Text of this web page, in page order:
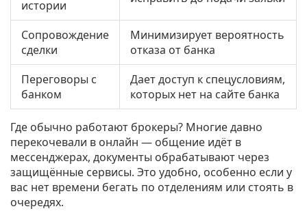
истории
Сопровождение
сделки
Минимизирует вероятность
отказа от банка
Переговоры с
банком
Дает доступ к спецусловиям,
которых нет на сайте банка
Где обычно работают брокеры? Многие давно
перекочевали в онлайн — общение идёт в
мессенджерах, документы обрабатывают через
защищённые сервисы. Это удобно, особенно если у
вас нет времени бегать по отделениям или стоять в
очередях.